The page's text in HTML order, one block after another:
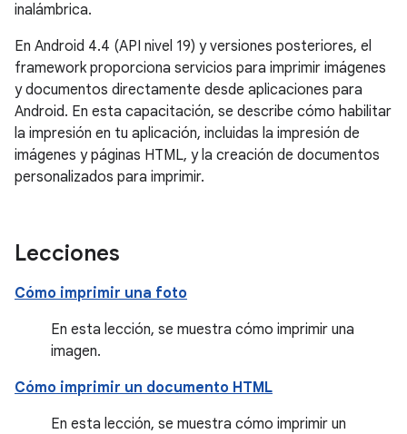
inalámbrica.
En Android 4.4 (API nivel 19) y versiones posteriores, el
framework proporciona servicios para imprimir imágenes
y documentos directamente desde aplicaciones para
Android. En esta capacitación, se describe cómo habilitar
la impresión en tu aplicación, incluidas la impresión de
imágenes y páginas HTML, y la creación de documentos
personalizados para imprimir.
Lecciones
Cómo imprimir una foto
En esta lección, se muestra cómo imprimir una
imagen.
Cómo imprimir un documento HTML
En esta lección, se muestra cómo imprimir un